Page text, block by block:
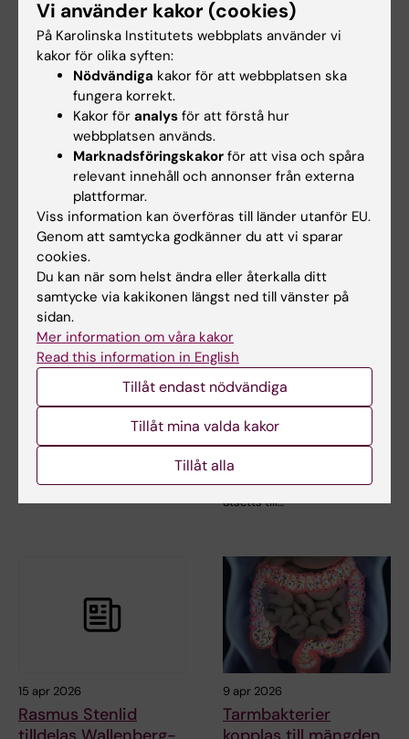
CLINTEC-professor
tilldelas
internationellt
hederspris
Matthias Löhr, professor i
gastroenterologi och
hepatologi vid…
CLINTEC-professor
tilldelas
internationellt
hederspris
Matthias Löhr, professor i
1 jul 2026
KI‑forskare tilldelas
internationellt
stipendium för
melanomforskning
Matthew Hunt vid Karolinska
Institutet är en av mottagarna
av IBSA…
24 apr 2026
Professor Anna
Martling utsedd till
hedersledamot i
American Surgical
Association
Professor Anna Martling vid
Karolinska Institutet har
utsetts till…
15 apr 2026
Rasmus Stenlid
9 apr 2026
Tarmbakterier
Vi använder kakor (cookies)
På Karolinska Institutets webbplats använder vi
kakor för olika syften:
Nödvändiga kakor för att webbplatsen ska
fungera korrekt.
Kakor för analys för att förstå hur
webbplatsen används.
Marknadsföringskakor för att visa och spåra
relevant innehåll och annonser från externa
plattformar.
Viss information kan överföras till länder utanför EU.
Genom att samtycka godkänner du att vi sparar
cookies.
Du kan när som helst ändra eller återkalla ditt
samtycke via kakikonen längst ned till vänster på
sidan.
Mer information om våra kakor
Read this information in English
Tillåt endast nödvändiga
Tillåt mina valda kakor
Tillåt alla